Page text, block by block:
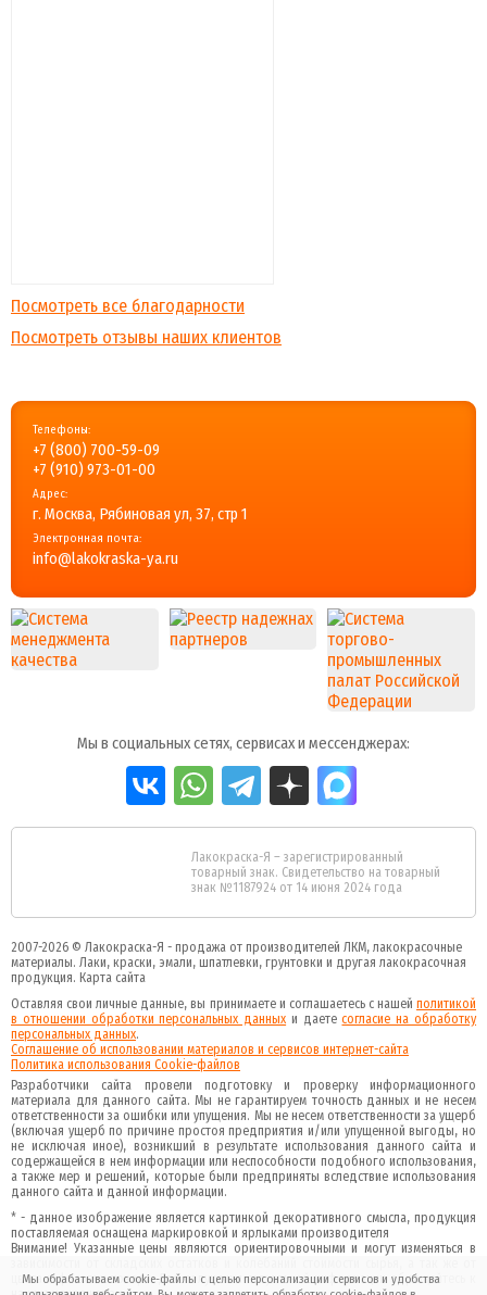
Посмотреть все благодарности
Посмотреть отзывы наших клиентов
Телефоны:
+7 (800) 700-59-09
+7 (910) 973-01-00
Адрес:
г. Москва, Рябиновая ул, 37, стр 1
Электронная почта:
info@lakokraska-ya.ru
Мы в социальных сетях, сервисах и мессенджерах:
Лакокраска-Я – зарегистрированный
товарный знак. Свидетельство на товарный
знак №1187924 от 14 июня 2024 года
2007-2026 © Лакокраска-Я - продажа от производителей ЛКМ, лакокрасочные
материалы. Лаки, краски, эмали, шпатлевки, грунтовки и другая лакокрасочная
продукция. Карта сайта
Оставляя свои личные данные, вы принимаете и соглашаетесь с нашей политикой
в отношении обработки персональных данных и даетеcогласие на обработку
персональных данных.
Соглашение об использовании материалов и сервисов интернет-сайта
Политика использования Cookie-файлов
Разработчики сайта провели подготовку и проверку информационного
материала для данного сайта. Мы не гарантируем точность данных и не несем
ответственности за ошибки или упущения. Мы не несем ответственности за ущерб
(включая ущерб по причине простоя предприятия и/или упущенной выгоды, но
не исключая иное), возникший в результате использования данного сайта и
содержащейся в нем информации или неспособности подобного использования,
а также мер и решений, которые были предприняты вследствие использования
данного сайта и данной информации.
* - данное изображение является картинкой декоративного смысла, продукция
поставляемая оснащена маркировкой и ярлыками производителя
Внимание! Указанные цены являются ориентировочными и могут изменяться в
цвета и фасовки товара. Для получения актуальной информации обращайтесь к
Мы обрабатываем cookie-файлы с целью персонализации сервисов и удобства